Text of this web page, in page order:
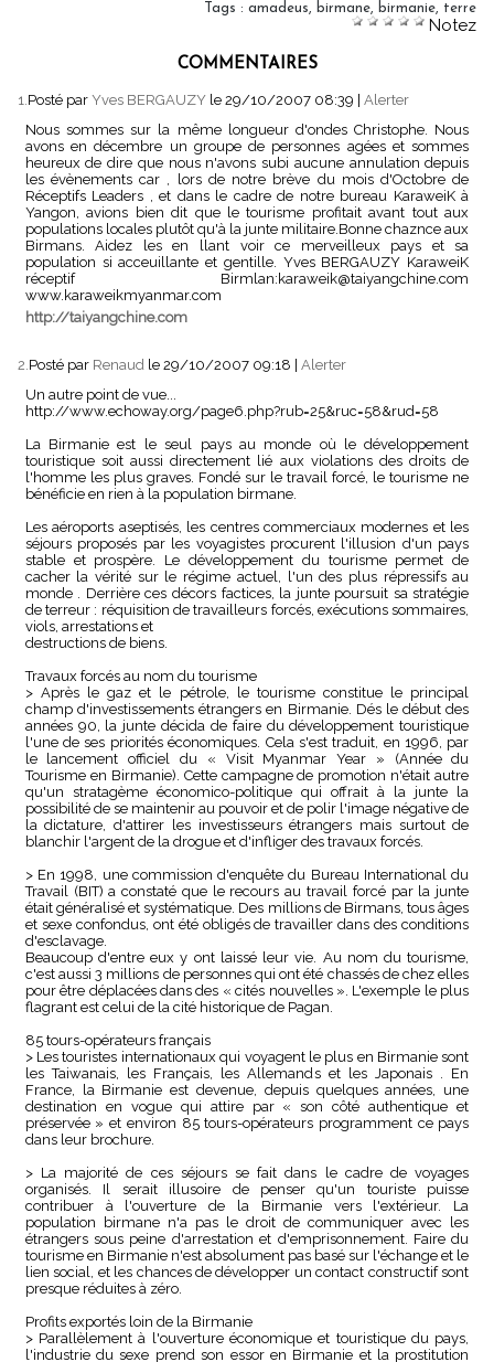
Tags : amadeus, birmane, birmanie, terre
Notez
COMMENTAIRES
1.Posté par Yves BERGAUZY le 29/10/2007 08:39
Alerter
Nous sommes sur la même longueur d'ondes Christophe. Nous
avons en décembre un groupe de personnes agées et sommes
heureux de dire que nous n'avons subi aucune annulation depuis
les évènements car , lors de notre brève du mois d'Octobre de
Réceptifs Leaders , et dans le cadre de notre bureau KaraweiK à
Yangon, avions bien dit que le tourisme profitait avant tout aux
populations locales plutôt qu'à la junte militaire.Bonne chaznce aux
Birmans. Aidez les en llant voir ce merveilleux pays et sa
population si acceuillante et gentille. Yves BERGAUZY KaraweiK
réceptif Birmlan:karaweik@taiyangchine.com
www.karaweikmyanmar.com
http://taiyangchine.com
2.Posté par Renaud le 29/10/2007 09:18
Alerter
Un autre point de vue...
http://www.echoway.org/page6.php?rub=25&ruc=58&rud=58
La Birmanie est le seul pays au monde où le développement
touristique soit aussi directement lié aux violations des droits de
l'homme les plus graves. Fondé sur le travail forcé, le tourisme ne
bénéficie en rien à la population birmane.
Les aéroports aseptisés, les centres commerciaux modernes et les
séjours proposés par les voyagistes procurent l'illusion d'un pays
stable et prospère. Le développement du tourisme permet de
cacher la vérité sur le régime actuel, l'un des plus répressifs au
monde . Derrière ces décors factices, la junte poursuit sa stratégie
de terreur : réquisition de travailleurs forcés, exécutions sommaires,
viols, arrestations et
destructions de biens.
Travaux forcés au nom du tourisme
> Après le gaz et le pétrole, le tourisme constitue le principal
champ d'investissements étrangers en Birmanie. Dés le début des
années 90, la junte décida de faire du développement touristique
l'une de ses priorités économiques. Cela s'est traduit, en 1996, par
le lancement officiel du « Visit Myanmar Year » (Année du
Tourisme en Birmanie). Cette campagne de promotion n'était autre
qu'un stratagème économico-politique qui offrait à la junte la
possibilité de se maintenir au pouvoir et de polir l'image négative de
la dictature, d'attirer les investisseurs étrangers mais surtout de
blanchir l'argent de la drogue et d'infliger des travaux forcés.
> En 1998, une commission d'enquête du Bureau International du
Travail (BIT) a constaté que le recours au travail forcé par la junte
était généralisé et systématique. Des millions de Birmans, tous âges
et sexe confondus, ont été obligés de travailler dans des conditions
d'esclavage.
Beaucoup d'entre eux y ont laissé leur vie. Au nom du tourisme,
c'est aussi 3 millions de personnes qui ont été chassés de chez elles
pour être déplacées dans des « cités nouvelles ». L'exemple le plus
flagrant est celui de la cité historique de Pagan.
85 tours-opérateurs français
> Les touristes internationaux qui voyagent le plus en Birmanie sont
les Taiwanais, les Français, les Allemands et les Japonais . En
France, la Birmanie est devenue, depuis quelques années, une
destination en vogue qui attire par « son côté authentique et
préservée » et environ 85 tours-opérateurs programment ce pays
dans leur brochure.
> La majorité de ces séjours se fait dans le cadre de voyages
organisés. Il serait illusoire de penser qu'un touriste puisse
contribuer à l'ouverture de la Birmanie vers l'extérieur. La
population birmane n'a pas le droit de communiquer avec les
étrangers sous peine d'arrestation et d'emprisonnement. Faire du
tourisme en Birmanie n'est absolument pas basé sur l'échange et le
lien social, et les chances de développer un contact constructif sont
presque réduites à zéro.
Profits exportés loin de la Birmanie
> Parallèlement à l'ouverture économique et touristique du pays,
l'industrie du sexe prend son essor en Birmanie et la prostitution